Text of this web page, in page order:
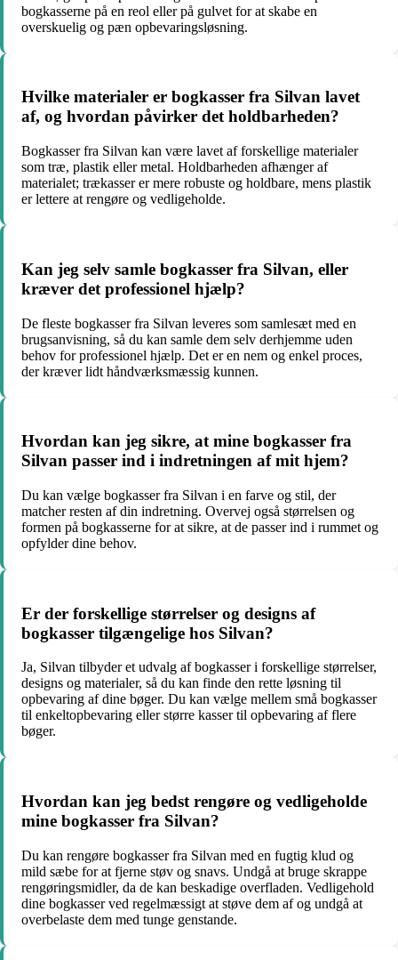
bogkasserne på en reol eller på gulvet for at skabe en
overskuelig og pæn opbevaringsløsning.
Hvilke materialer er bogkasser fra Silvan lavet
af, og hvordan påvirker det holdbarheden?
Bogkasser fra Silvan kan være lavet af forskellige materialer
som træ, plastik eller metal. Holdbarheden afhænger af
materialet; trækasser er mere robuste og holdbare, mens plastik
er lettere at rengøre og vedligeholde.
Kan jeg selv samle bogkasser fra Silvan, eller
kræver det professionel hjælp?
De fleste bogkasser fra Silvan leveres som samlesæt med en
brugsanvisning, så du kan samle dem selv derhjemme uden
behov for professionel hjælp. Det er en nem og enkel proces,
der kræver lidt håndværksmæssig kunnen.
Hvordan kan jeg sikre, at mine bogkasser fra
Silvan passer ind i indretningen af mit hjem?
Du kan vælge bogkasser fra Silvan i en farve og stil, der
matcher resten af din indretning. Overvej også størrelsen og
formen på bogkasserne for at sikre, at de passer ind i rummet og
opfylder dine behov.
Er der forskellige størrelser og designs af
bogkasser tilgængelige hos Silvan?
Ja, Silvan tilbyder et udvalg af bogkasser i forskellige størrelser,
designs og materialer, så du kan finde den rette løsning til
opbevaring af dine bøger. Du kan vælge mellem små bogkasser
til enkeltopbevaring eller større kasser til opbevaring af flere
bøger.
Hvordan kan jeg bedst rengøre og vedligeholde
mine bogkasser fra Silvan?
Du kan rengøre bogkasser fra Silvan med en fugtig klud og
mild sæbe for at fjerne støv og snavs. Undgå at bruge skrappe
rengøringsmidler, da de kan beskadige overfladen. Vedligehold
dine bogkasser ved regelmæssigt at støve dem af og undgå at
overbelaste dem med tunge genstande.